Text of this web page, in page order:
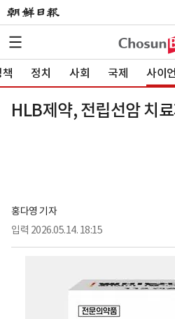
정치 사회 국제 사이
HLB제약, 전립선암 치
홍다영 기자
입력 2026.05.14. 18:15